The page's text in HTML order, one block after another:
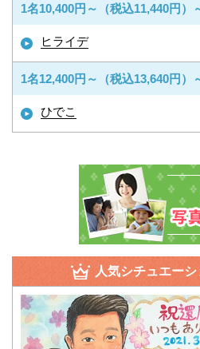
1名10,400円～（税込11,440円）
ヒライデ
1名12,400円～（税込13,640円）
ひでこ
人気シチュエー